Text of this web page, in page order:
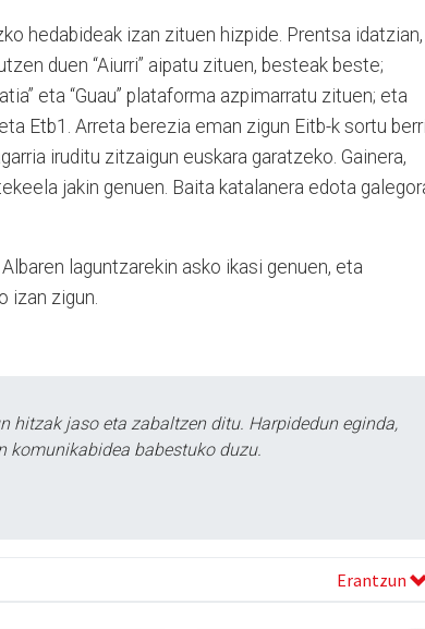
hedabideak izan zituen hizpide. Prentsa idatzian,
duen “Aiurri” aipatu zituen, besteak beste;
eta “Guau” plataforma azpimarratu zituen; eta
Etb1. Arreta berezia eman zigun Eitb-k sortu
iruditu zitzaigun euskara garatzeko. Gainera,
jakin genuen. Baita katalanera edota
laguntzarekin asko ikasi genuen, eta
izan zigun.
hitzak jaso eta zabaltzen ditu. Harpidedun eginda,
komunikabidea babestuko duzu.
Erantzun